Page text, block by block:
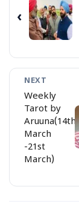
‹
NEXT
Weekly
Tarot by
Aruuna(14th
March
-21st
March)